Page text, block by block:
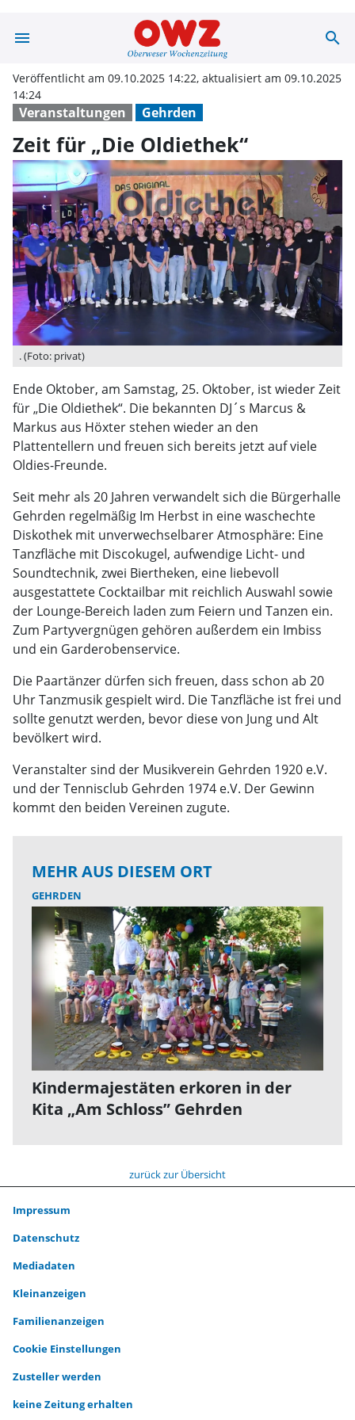
menu Zeit für „Die search
Veranstaltungen Gehrden
Veröffentlicht am 09.10.2025 14:22, aktualisiert am 09.10.2025
14:24
Zeit für „Die Oldiethek“
. (Foto: privat)
Ende Oktober, am Samstag, 25. Oktober, ist wieder Zeit
für „Die Oldiethek“. Die bekannten DJ´s Marcus &
Markus aus Höxter stehen wieder an den
Plattentellern und freuen sich bereits jetzt auf viele
Oldies-Freunde.
Seit mehr als 20 Jahren verwandelt sich die Bürgerhalle
Gehrden regelmäßig Im Herbst in eine waschechte
Diskothek mit unverwechselbarer Atmosphäre: Eine
Tanzfläche mit Discokugel, aufwendige Licht- und
Soundtechnik, zwei Biertheken, eine liebevoll
ausgestattete Cocktailbar mit reichlich Auswahl sowie
der Lounge-Bereich laden zum Feiern und Tanzen ein.
Zum Partyvergnügen gehören außerdem ein Imbiss
und ein Garderobenservice.
Die Paartänzer dürfen sich freuen, dass schon ab 20
Uhr Tanzmusik gespielt wird. Die Tanzfläche ist frei und
sollte genutzt werden, bevor diese von Jung und Alt
bevölkert wird.
Veranstalter sind der Musikverein Gehrden 1920 e.V.
und der Tennisclub Gehrden 1974 e.V. Der Gewinn
kommt den beiden Vereinen zugute.
MEHR AUS DIESEM ORT
GEHRDEN
Kindermajestäten erkoren in der
Kita „Am Schloss” Gehrden
zurück zur Übersicht
Impressum
Datenschutz
Mediadaten
Kleinanzeigen
Familienanzeigen
Cookie Einstellungen
Zusteller werden
keine Zeitung erhalten